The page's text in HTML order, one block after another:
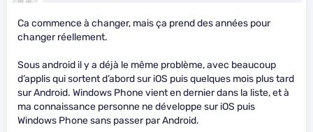
Ca commence à changer, mais ça prend des années pour
changer réellement.
Sous android il y a déjà le même problème, avec beaucoup
d’applis qui sortent d’abord sur iOS puis quelques mois plus tard
sur Android. Windows Phone vient en dernier dans la liste, et à
ma connaissance personne ne développe sur iOS puis
Windows Phone sans passer par Android.